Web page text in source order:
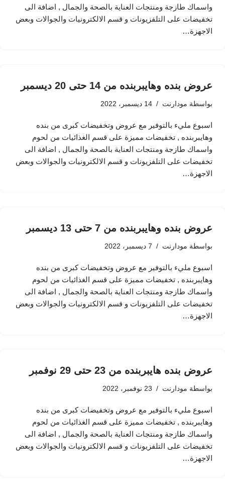
واسماك طازجة ومنتجات العناية بالصحة والجمال , اضافة الى
تخفيضات على التلفزيونات و قسم الالكترونيات والجوالات وبعض
الاجهزة…
عروض بنده وهايبربنده من 14 حتى 20 ديسمبر
بواسطة مودارنت 14 ديسمبر، 2022
اسبوع مليء بالتوفير مع عروض وتخفيضات كبرى من بنده
وهايبربنده , تخفيضات مميزة على قسم الغذائيات من لحوم
واسماك طازجة ومنتجات العناية بالصحة والجمال , اضافة الى
تخفيضات على التلفزيونات و قسم الالكترونيات والجوالات وبعض
الاجهزة…
عروض بنده وهايبربنده من 7 حتى 13 ديسمبر
بواسطة مودارنت 7 ديسمبر، 2022
اسبوع مليء بالتوفير مع عروض وتخفيضات كبرى من بنده
وهايبربنده , تخفيضات مميزة على قسم الغذائيات من لحوم
واسماك طازجة ومنتجات العناية بالصحة والجمال , اضافة الى
تخفيضات على التلفزيونات و قسم الالكترونيات والجوالات وبعض
الاجهزة…
عروض بنده هايبربنده من 23 حتى 29 نوفمبر
بواسطة مودارنت 23 نوفمبر، 2022
اسبوع مليء بالتوفير مع عروض وتخفيضات كبرى من بنده
وهايبربنده , تخفيضات مميزة على قسم الغذائيات من لحوم
واسماك طازجة ومنتجات العناية بالصحة والجمال , اضافة الى
تخفيضات على التلفزيونات و قسم الالكترونيات والجوالات وبعض
الاجهزة…